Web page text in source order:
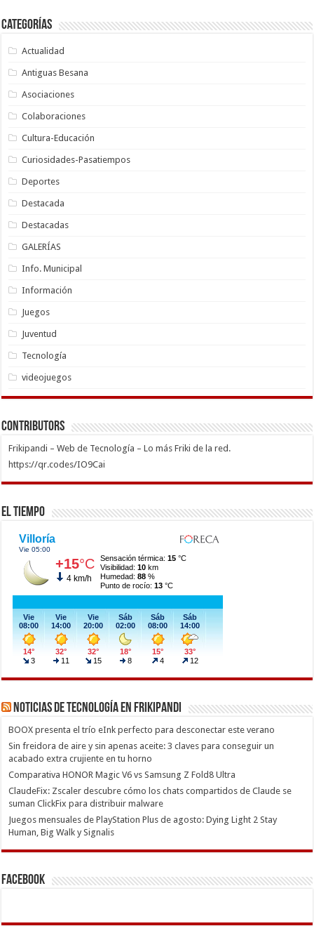
Categorías
Actualidad
Antiguas Besana
Asociaciones
Colaboraciones
Cultura-Educación
Curiosidades-Pasatiempos
Deportes
Destacada
Destacadas
GALERÍAS
Info. Municipal
Información
Juegos
Juventud
Tecnología
videojuegos
Contributors
Frikipandi – Web de Tecnología – Lo más Friki de la red.
https://qr.codes/IO9Cai
El Tiempo
Noticias de Tecnología en Frikipandi
BOOX presenta el trío eInk perfecto para desconectar este verano
Sin freidora de aire y sin apenas aceite: 3 claves para conseguir un
acabado extra crujiente en tu horno
Comparativa HONOR Magic V6 vs Samsung Z Fold8 Ultra
ClaudeFix: Zscaler descubre cómo los chats compartidos de Claude se
suman ClickFix para distribuir malware
Juegos mensuales de PlayStation Plus de agosto: Dying Light 2 Stay
Human, Big Walk y Signalis
Facebook